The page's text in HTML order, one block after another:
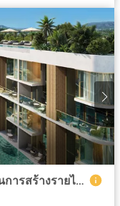
อพาร์ทเมนต์หรูในภูเก็ตที่มีศักยภาพในการสร้างรายได้สูง